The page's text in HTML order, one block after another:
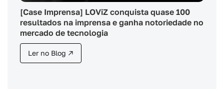
[Case Imprensa] LOViZ conquista quase 100
resultados na imprensa e ganha notoriedade no
mercado de tecnologia
Ler no Blog ↗